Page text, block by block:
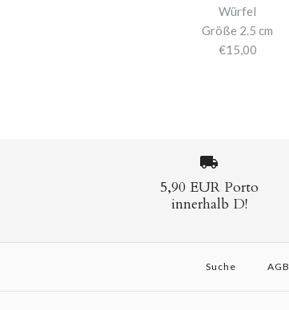
Würfel
Größe 2.5 cm
€15,00
5,90 EUR Porto
innerhalb D!
Suche AGB